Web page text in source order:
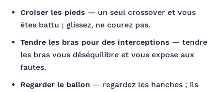
Croiser les pieds — un seul crossover et vous
êtes battu ; glissez, ne courez pas.
Tendre les bras pour des interceptions — tendre
les bras vous déséquilibre et vous expose aux
fautes.
Regarder le ballon — regardez les hanches ; ils